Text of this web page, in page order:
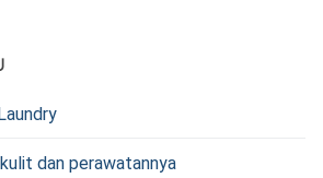
dan perawatannya